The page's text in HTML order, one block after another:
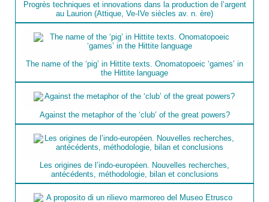
Progrès techniques et innovations dans la production de l’argent
au Laurion (Attique, Ve-IVe siècles av. n. ère)
The name of the ‘pig’ in Hittite texts. Onomatopoeic ‘games’ in
the Hittite language
Against the metaphor of the ‘club’ of the great powers?
Les origines de l’indo-européen. Nouvelles recherches,
antécédents, méthodologie, bilan et conclusions